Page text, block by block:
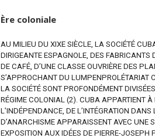
Ère coloniale
AU MILIEU DU XIXE SIÈCLE, LA SOCIÉTÉ
DIRIGEANTE ESPAGNOLE, DES FABRICANTS
DE CAFÉ, D’UNE CLASSE OUVRIÈRE DES
S’APPROCHANT DU LUMPENPROLÉTARIAT
LA SOCIÉTÉ SONT PROFONDÉMENT
RÉGIME COLONIAL (2). CUBA APPARTIENT À
L’INDÉPENDANCE, DE L’INTÉGRATION
D’ANARCHISME APPARAISSENT AVEC UNE
EXPOSITION AUX IDÉES DE PIERRE-